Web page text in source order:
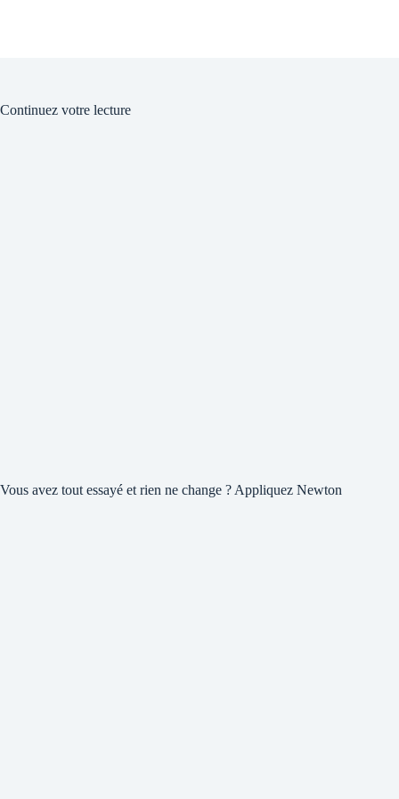
Continuez votre lecture
Vous avez tout essayé et rien ne change ? Appliquez Newton